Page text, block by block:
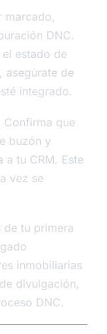
marcado,
DNC.
estado de
asegúrate de
integrado.
Confirma que
buzón y
a tu CRM. Este
vez se
de tu primera
inmobiliarias
divulgación,
DNC.